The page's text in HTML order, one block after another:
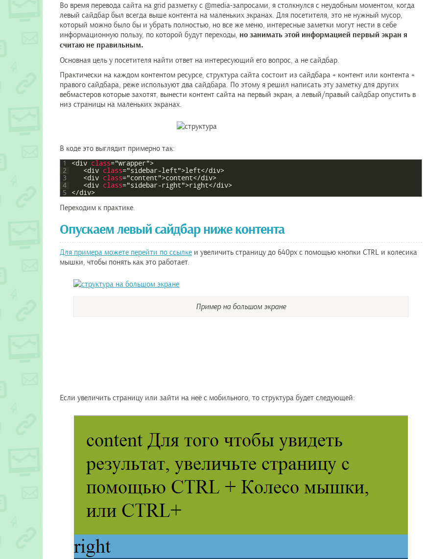
Во время перевода сайта на grid разметку с @media-запросами, я столкнулся с неудобным моментом, когда
левый сайдбар был всегда выше контента на маленьких экранах. Для посетителя, это не нужный мусор,
который можно было бы и убрать полностью, но все же меню, интересные заметки могут нести в себе
информационную пользу, по которой будут переходы, но занимать этой информацией первый экран я
считаю не правильным.
Основная цель у посетителя найти ответ на интересующий его вопрос, а не сайдбар.
Практически на каждом контентом ресурсе, структура сайта состоит из сайдбара + контент или контента +
правого сайдбара, реже используют два сайдбара. По этому я решил написать эту заметку для других
вебмастеров которые захотят, вынести контент сайта на первый экран, а левый/правый сайдбар опустить в
низ страницы на маленьких экранах.
В коде это выглядит примерно так:
1
2
3
4
5
<div class="wrapper">
<div class="sidebar-left">left</div>
<div class="content">content</div>
<div class="sidebar-right">right</div>
</div>
Переходим к практике.
Опускаем левый сайдбар ниже контента
Для примера можете перейти по ссылке и увеличить страницу до 640px с помощью кнопки CTRL и колесика
мышки, чтобы понять как это работает.
Пример на большом экране
Если увеличить страницу или зайти на неё с мобильного, то структура будет следующей: